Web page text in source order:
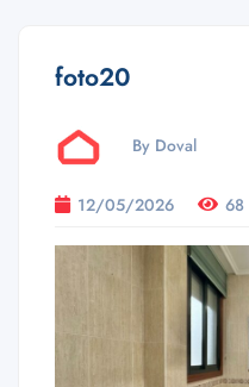
foto20
By Doval
12/05/2026 68